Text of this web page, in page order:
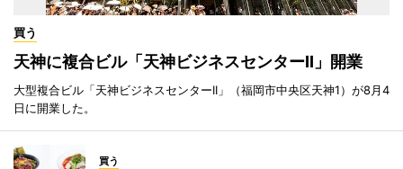
買う
天神に複合ビル「天神ビジネスセンターII」開業
大型複合ビル「天神ビジネスセンターII」（福岡市中央区天神1）が8月4
日に開業した。
買う